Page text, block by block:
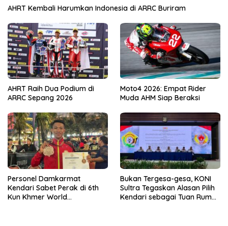
AHRT Kembali Harumkan Indonesia di ARRC Buriram
AHRT Raih Dua Podium di
ARRC Sepang 2026
Moto4 2026: Empat Rider
Muda AHM Siap Beraksi
Personel Damkarmat
Kendari Sabet Perak di 6th
Kun Khmer World
Bukan Tergesa-gesa, KONI
Sultra Tegaskan Alasan Pilih
Kendari sebagai Tuan Rumah